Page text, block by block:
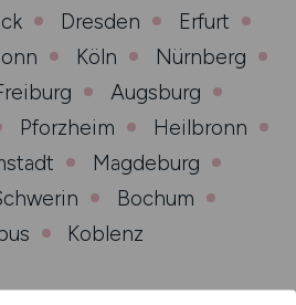
Dresden
Erfurt
Köln
Nürnberg
Augsburg
Pforzheim
Heilbronn
Magdeburg
Bochum
Koblenz